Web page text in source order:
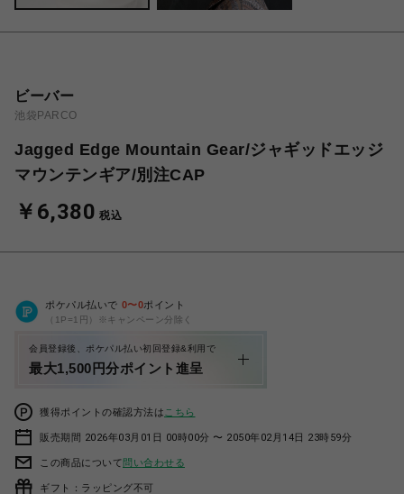
ビーバー
池袋PARCO
Jagged Edge Mountain Gear/ジャギッドエッジ
マウンテンギア/別注CAP
￥6,380 税込
ポケパル払いで 0〜0ポイント
（1P=1円）※キャンペーン分除く
会員登録後、ポケパル払い初回登録&利用で
最大1,500円分ポイント進呈
獲得ポイントの確認方法は こちら
販売期間 2026年03月01日 00時00分 〜 2050年02月14日 23時59分
この商品について問い合わせる
ギフト：ラッピング不可